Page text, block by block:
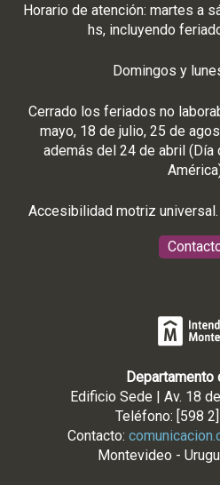
Horario de atención: martes a
hs, incluyendo
Domingos y
Cerrado los feriados no
mayo, 18 de julio, 25 de
además del 24 de abril
Accesibilidad motriz
Departamento
Edificio Sede | Av. 18
Teléfono: [598
Contacto:
Montevideo -